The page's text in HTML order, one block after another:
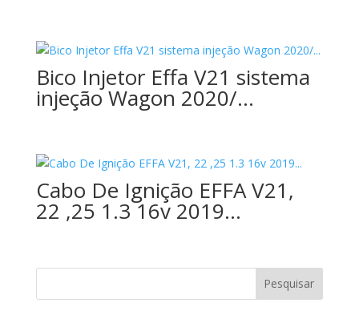
Bico Injetor Effa V21 sistema
injeção Wagon 2020/…
Cabo De Ignição EFFA V21,
22 ,25 1.3 16v 2019…
Pesquisar